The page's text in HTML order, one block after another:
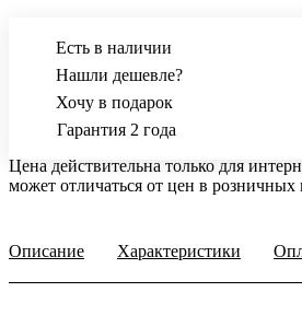
Есть в наличии
Нашли дешевле?
Хочу в подарок
Гарантия 2 года
Цена действительна только для
может отличаться от цен в розничных
Описание Характеристики